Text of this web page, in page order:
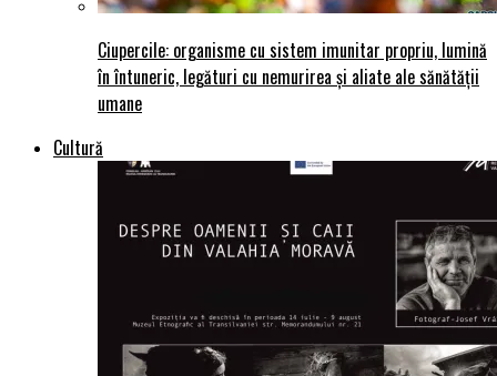
Ciupercile: organisme cu sistem imunitar propriu, lumină
în întuneric, legături cu nemurirea și aliate ale sănătății
umane
Cultură